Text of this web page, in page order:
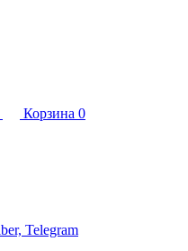
Корзина 0
Telegram